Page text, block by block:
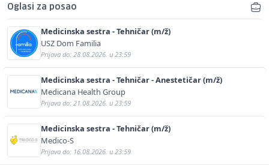
Oglasi za posao
Medicinska sestra - Tehničar (m/ž)
USZ Dom Familia
Prijava do: 28.08.2026. u 23:59
Medicinska sestra - Tehničar - Anestetičar (m/ž)
Medicana Health Group
Prijava do: 21.08.2026. u 23:59
Medicinska sestra - Tehničar (m/ž)
Medico-S
Prijava do: 16.08.2026. u 23:59